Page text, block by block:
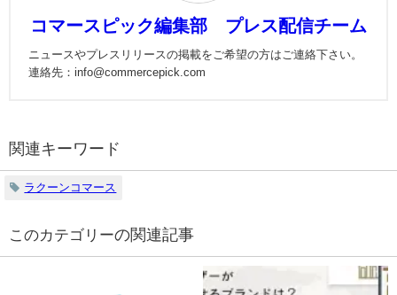
コマースピック編集部 プレス配信チーム
ニュースやプレスリリースの掲載をご希望の方はご連絡下さい。
連絡先：info@commercepick.com
関連キーワード
ラクーンコマース
の関連記事